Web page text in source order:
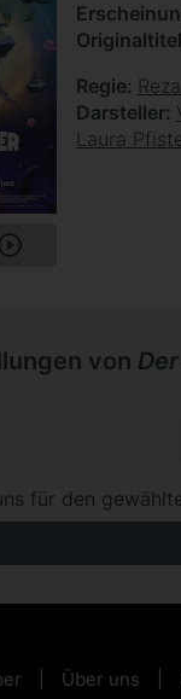
Originaltitel
Regie
Darsteller
Laura
von
für den
Über uns